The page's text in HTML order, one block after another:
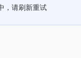
，请刷新重试